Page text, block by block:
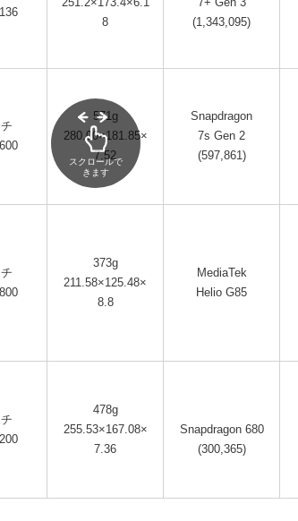
8
(1,343,095)
571g
280.00×181.85×
7.52
Snapdragon
7s Gen 2
(597,861)
373g
211.58×125.48×
8.8
MediaTek
Helio G85
478g
255.53×167.08×
7.36
Snapdragon 680
(300,365)
スクロールで
きます